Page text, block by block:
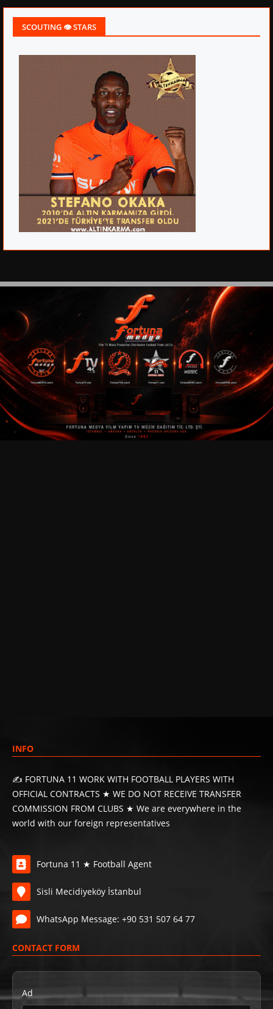
SCOUTING 👁 STARS
INFO
✍️ FORTUNA 11 WORK WITH FOOTBALL PLAYERS WITH
OFFICIAL CONTRACTS ★ WE DO NOT RECEIVE TRANSFER
COMMISSION FROM CLUBS ★ We are everywhere in the
world with our foreign representatives
Fortuna 11 ★ Football Agent
Sisli Mecidiyeköy İstanbul
WhatsApp Message: +90 531 507 64 77
CONTACT FORM
Ad